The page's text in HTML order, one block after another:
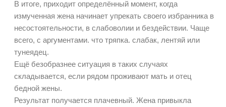
В итоге, приходит определённый момент, когда
измученная жена начинает упрекать своего избранника в
несостоятельности, в слабоволии и бездействии. Чаще
всего, с аргументами. что тряпка. слабак, лентяй или
тунеядец.
Ещё безобразнее ситуация в таких случаях
складывается, если рядом проживают мать и отец
бедной жены.
Результат получается плачевный. Жена привыкла